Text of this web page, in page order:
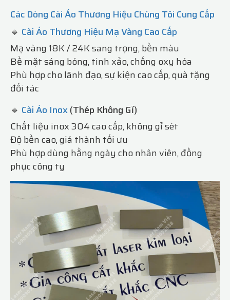
Các Dòng Cài Áo Thương Hiệu Chúng Tôi Cung Cấp
🔹 Cài Áo Thương Hiệu Mạ Vàng Cao Cấp
Mạ vàng 18K / 24K sang trọng, bền màu
Bề mặt sáng bóng, tinh xảo, chống oxy hóa
Phù hợp cho lãnh đạo, sự kiện cao cấp, quà tặng
đối tác
🔹 Cài Áo Inox(Thép Không Gỉ)
Chất liệu inox 304 cao cấp, không gỉ sét
Độ bền cao, giá thành tối ưu
Phù hợp dùng hằng ngày cho nhân viên, đồng
phục công ty